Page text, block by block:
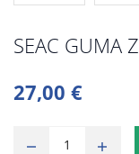
SEAC GUMA
27,00 €